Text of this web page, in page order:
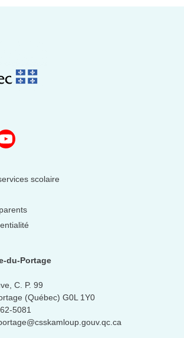
scolaire
du-Portage
C. P. 99
(Québec) G0L 1Y0
5081